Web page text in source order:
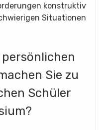
konstruktiv
Situationen
persönlichen
Sie zu
Schüler